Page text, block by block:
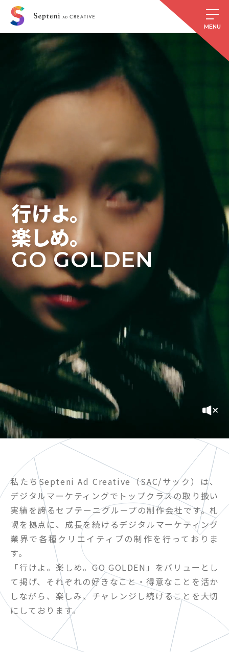
行けよ。
楽しめ。
GO GOLDEN
私たちSepteni Ad Creative（SAC/サック）は、
デジタルマーケティングでトップクラスの取り扱い
実績を誇るセプテーニグループの制作会社です。札
幌を拠点に、成長を続けるデジタルマーケティング
業界で各種クリエイティブの制作を行っておりま
す。
「行けよ。楽しめ。GO GOLDEN」をバリューとし
て掲げ、それぞれの好きなこと・得意なことを活か
しながら、楽しみ、チャレンジし続けることを大切
にしております。